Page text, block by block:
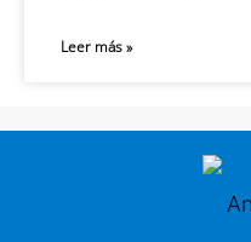
Leer más »